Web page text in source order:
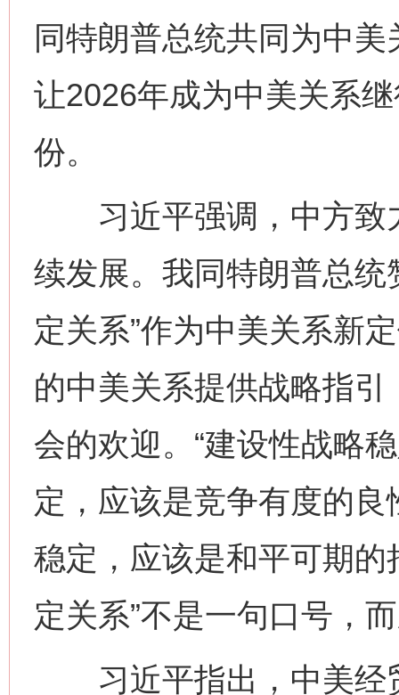
同特朗普总统共同为中
让2026年成为中美关系
份。
习近平强调，中方致
续发展。我同特朗普总统
定关系”作为中美关系新
的中美关系提供战略指
会的欢迎。“建设性战略
定，应该是竞争有度的
稳定，应该是和平可期的
定关系”不是一句口号，
习近平指出，中美经